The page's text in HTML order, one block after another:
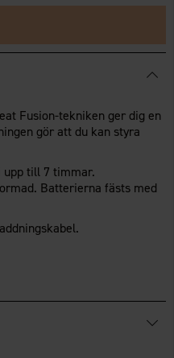
Fusion-tekniken ger dig en
gör att du kan styra
upp till 7 timmar.
Batterierna fästs med